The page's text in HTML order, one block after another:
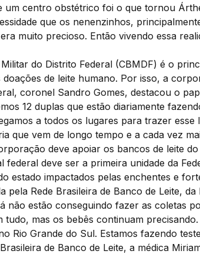
um centro obstétrico foi o que tornou
que os nenenzinhos,
muito precioso. Então vivendo essa
do Distrito Federal (CBMDF) é o
doações de leite humano. Por isso, a
coronel Sandro Gomes, destacou o
12 duplas que estão diariamente
a todos os lugares para trazer esse
que vem de longo tempo e a cada vez
deve apoiar os bancos de leite
federal deve ser a primeira unidade da
estado impactados pelas enchentes e
pela Rede Brasileira de Banco de Leite,
não estão conseguindo fazer as coletas
tudo, mas os bebês continuam
Rio Grande do Sul. Estamos fazendo
de Banco de Leite, a médica